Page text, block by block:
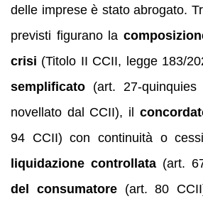
delle imprese è stato abrogato.
previsti figurano la
crisi (Titolo II CCII, legge 183/
semplificato (art. 27-
novellato dal CCII), il
94 CCII) con continuità o
liquidazione controllata(art.
del consumatore(art. 80